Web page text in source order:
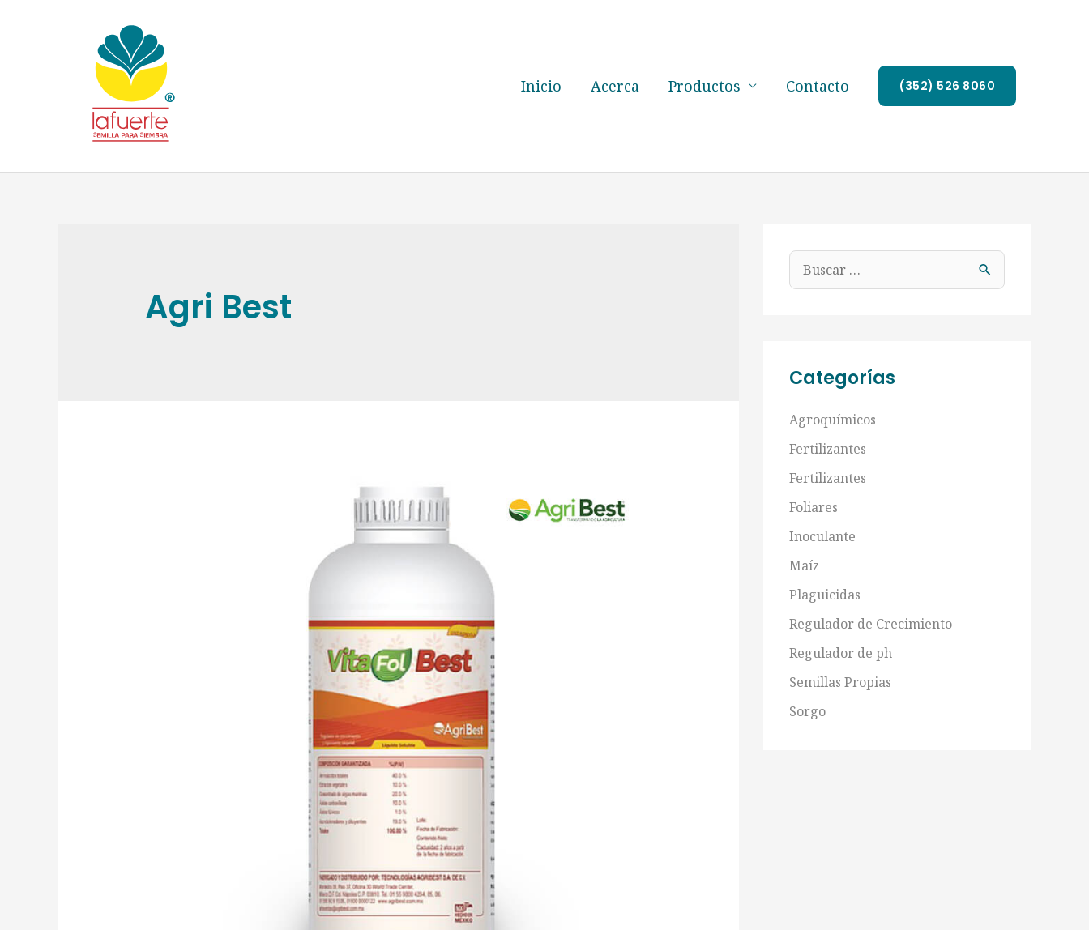
Inicio Acerca Productos Contacto (352) 526 8060
Agri Best
Categorías
Agroquímicos
Fertilizantes
Fertilizantes
Foliares
Inoculante
Maíz
Plaguicidas
Regulador de Crecimiento
Regulador de ph
Semillas Propias
Sorgo